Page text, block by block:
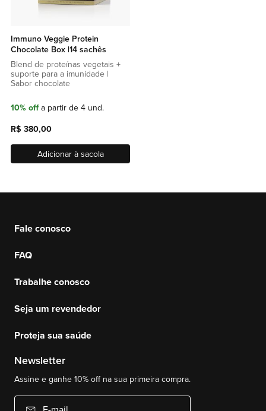
Immuno Veggie Protein
Chocolate Box |14 sachês
Blend de proteínas vegetais +
suporte para a imunidade |
Sabor chocolate
10% offa partir de 4 und.
R$ 380,00
Adicionar à sacola
Fale conosco
FAQ
Trabalhe conosco
Seja um revendedor
Proteja sua saúde
Newsletter
Assine e ganhe 10% off na sua primeira compra.